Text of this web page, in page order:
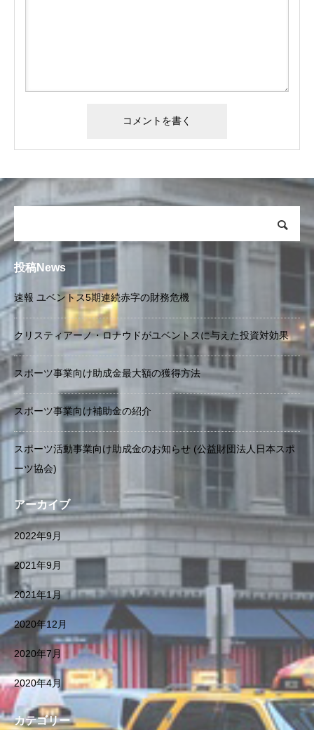
投稿News
速報 ユベントス5期連続赤字の財務危機
クリスティアーノ・ロナウドがユベントスに与えた投資対効果
スポーツ事業向け助成金最大額の獲得方法
スポーツ事業向け補助金の紹介
スポーツ活動事業向け助成金のお知らせ (公益財団法人日本スポ
ーツ協会)
アーカイブ
2022年9月
2021年9月
2021年1月
2020年12月
2020年7月
2020年4月
カテゴリー